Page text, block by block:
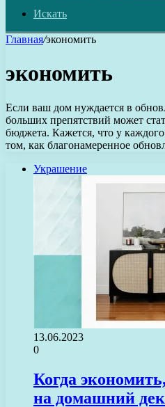
Искать
Главная/экономить
экономить
Если ваш дом нуждается в
больших препятствий может
бюджета. Кажется, что у
том, как благонамеренное
Украшение
13.06.2023
0
Когда
на домашний